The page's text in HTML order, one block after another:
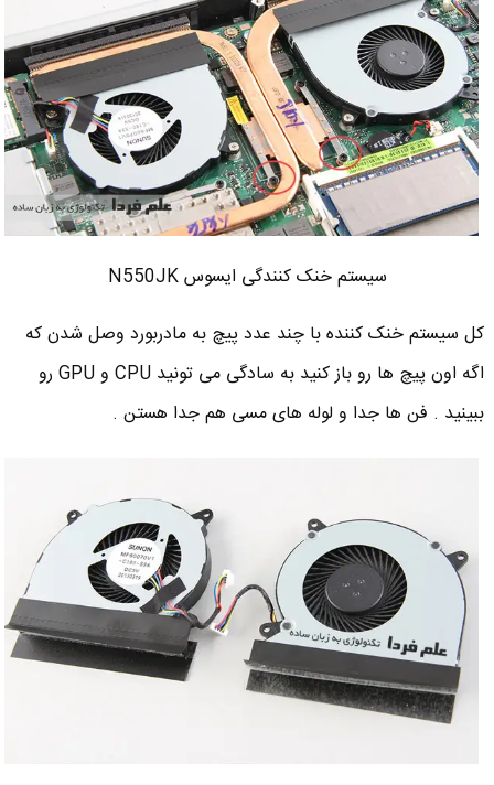
سیستم خنک کنندگی ایسوس N550JK
کل سیستم خنک کننده با چند عدد پیچ به مادربورد وصل شدن که
اگه اون پیچ ها رو باز کنید به سادگی می تونید CPU و GPU رو
ببینید . فن ها جدا و لوله های مسی هم جدا هستن .